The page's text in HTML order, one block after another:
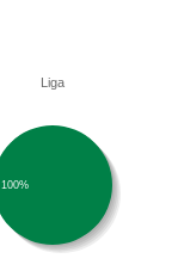
Liga
100%